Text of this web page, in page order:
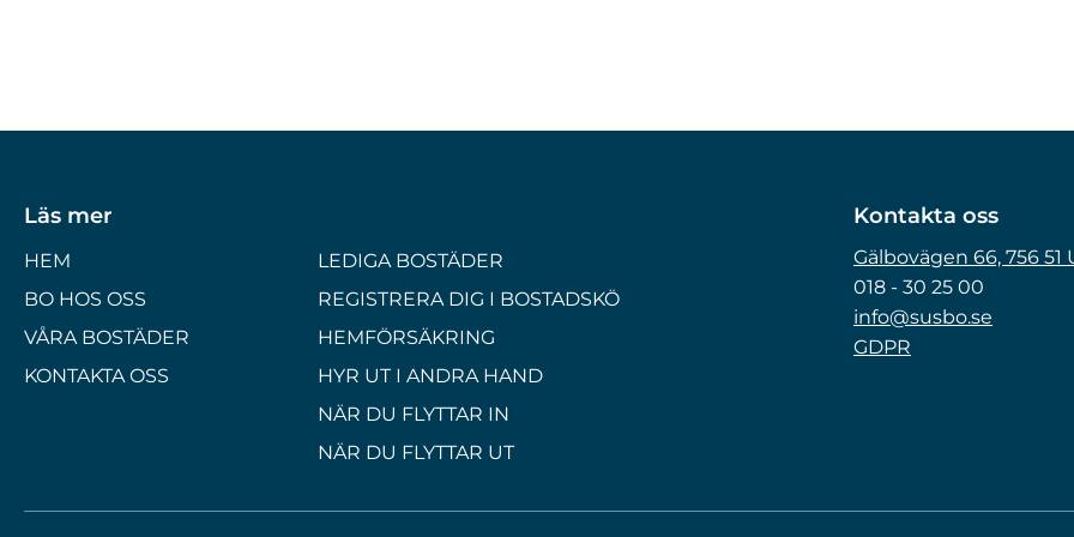
Läs mer
HEM
BO HOS OSS
VÅRA BOSTÄDER
KONTAKTA OSS
LEDIGA BOSTÄDER
REGISTRERA DIG I BOSTADSKÖ
HEMFÖRSÄKRING
HYR UT I ANDRA HAND
NÄR DU FLYTTAR IN
NÄR DU FLYTTAR UT
Kontakta oss
Gälbovägen 66, 756 51
018 - 30 25 00
info@susbo.se
GDPR